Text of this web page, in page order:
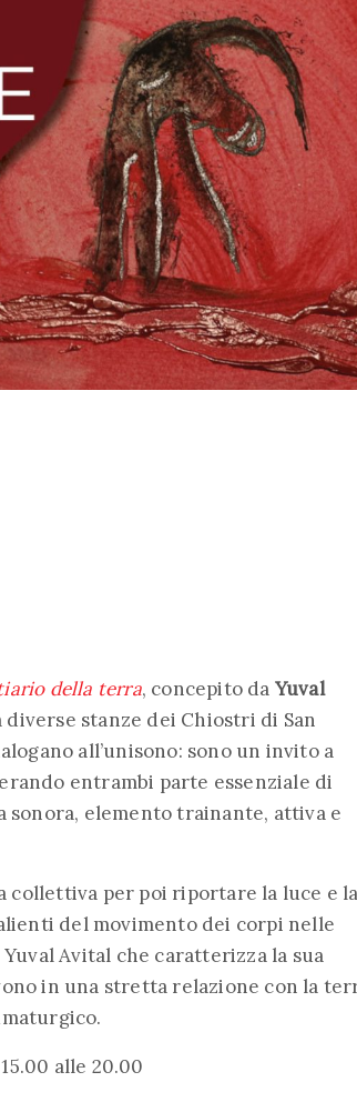
della terra, concepito da Yuval
diverse stanze dei Chiostri di San
all’unisono: sono un invito a
entrambi parte essenziale di
elemento trainante, attiva e
collettiva per poi riportare la luce e la
del movimento dei corpi nelle
Avital che caratterizza la sua
in una stretta relazione con la
alle 20.00